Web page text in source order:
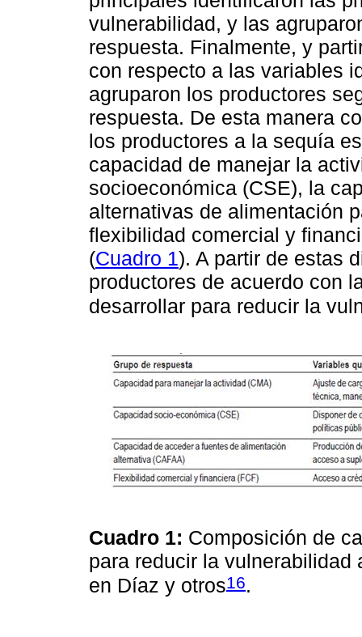
vulnerabilidad, y las
respuesta. Finalmente, y
con respecto a las variables
agruparon los productores
respuesta. De esta manera
los productores a la sequía
capacidad de manejar la
socioeconómica (CSE), la
alternativas de alimentación
flexibilidad comercial y
(Cuadro 1). A partir de estas
productores de acuerdo con
desarrollar para reducir la
Cuadro 1: Composición de
para reducir la
en Díaz y otros16.